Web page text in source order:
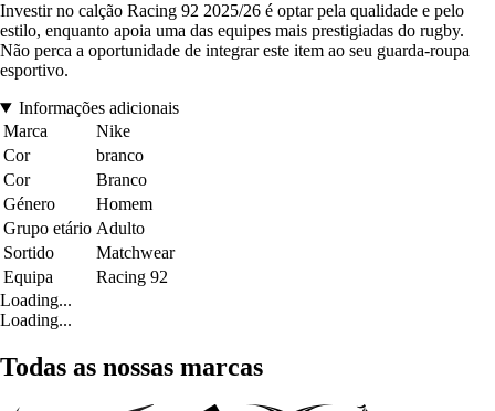
Investir no calção Racing 92 2025/26 é optar pela qualidade e pelo
estilo, enquanto apoia uma das equipes mais prestigiadas do rugby.
Não perca a oportunidade de integrar este item ao seu guarda-roupa
esportivo.
Informações adicionais
Marca
Nike
Cor
branco
Cor
Branco
Género
Homem
Grupo etário Adulto
Sortido
Matchwear
Equipa
Racing 92
Loading...
Loading...
Todas as nossas marcas